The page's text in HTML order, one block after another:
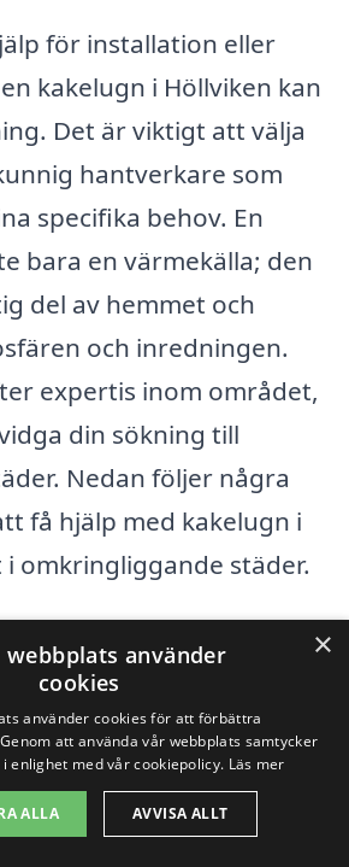
för installation eller
kakelugn i Höllviken kan
Det är viktigt att välja
hantverkare som
specifika behov. En
bara en värmekälla; den
del av hemmet och
och inredningen.
expertis inom området,
din sökning till
Nedan följer några
få hjälp med kakelugn i
i omkringliggande städer.
flera städer där du
som specialiserar
Här är några exempel
kan söka:
×
webbplats använder
cookies
använder cookies för att förbättra
att använda vår webbplats samtycker
enlighet med vår cookiepolicy. Läs mer
ALLA AVVISA ALLT